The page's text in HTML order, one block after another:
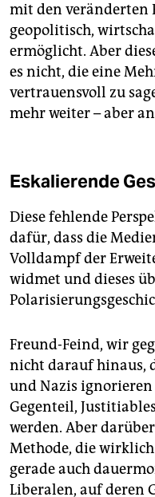
mit den veränderten
geopolitisch,
ermöglicht. Aber
es nicht, die eine
vertrauensvoll zu
mehr weiter – aber
Eskalierende
Diese fehlende
dafür, dass die
Volldampf der
widmet und dieses
Freund-Feind, wir
nicht darauf hinaus,
und Nazis
Gegenteil,
werden. Aber
Methode, die
gerade auch
Liberalen, auf deren